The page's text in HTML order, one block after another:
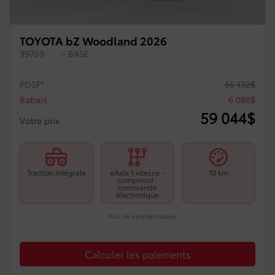
TOYOTA bZ Woodland 2026
99769 – BASE
PDSF* 65 132$
Rabais
6 088$
Votre prix
59 044$
Traction intégrale eAxle 1 vitesse -
comprend :
commande
électronique
10 km
Plus de caractéristiques
Calculer les paiements